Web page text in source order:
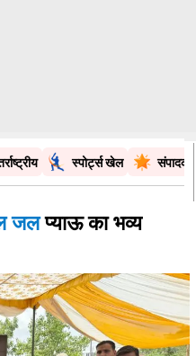
स्पोर्ट्स खेल
जलप्याऊ का भव्य